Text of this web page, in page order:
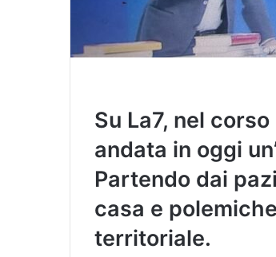
Su La7, nel
andata in oggi
Partendo dai
casa e
territoriale.